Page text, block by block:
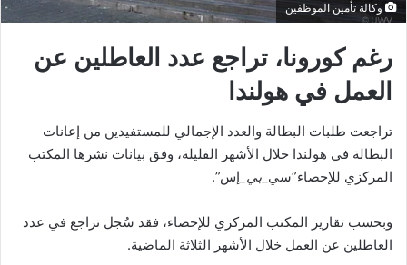
وكالة تأمين الموظفين
رغم كورونا، تراجع عدد العاطلين عن
العمل في هولندا
تراجعت طلبات البطالة والعدد الإجمالي للمستفيدين من إعانات
البطالة في هولندا خلال الأشهر القليلة، وفق بيانات نشرها المكتب
المركزي للإحصاء”سي_ بي_ إس”.
وبحسب تقارير المكتب المركزي للإحصاء، فقد سُجل تراجع في عدد
العاطلين عن العمل خلال الأشهر الثلاثة الماضية.